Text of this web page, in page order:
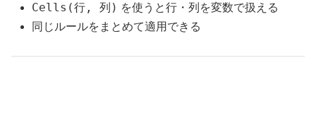
Cells(行, 列) を使うと行・列を変数で扱える
同じルールをまとめて適用できる